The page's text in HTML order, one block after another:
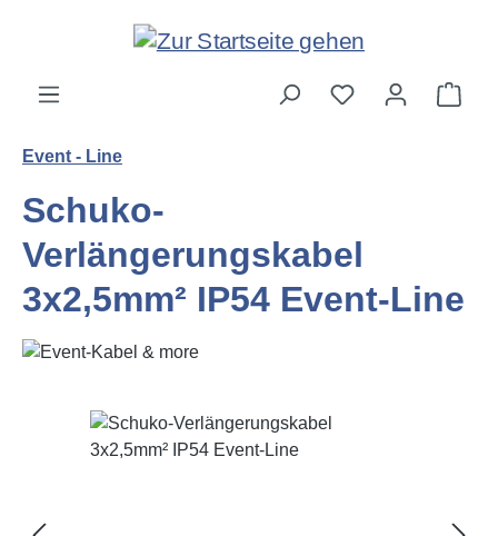
Zum Hauptinhalt springen
Event - Line
Schuko-
Verlängerungskabel
3x2,5mm² IP54 Event-Line
Bildergalerie überspringen